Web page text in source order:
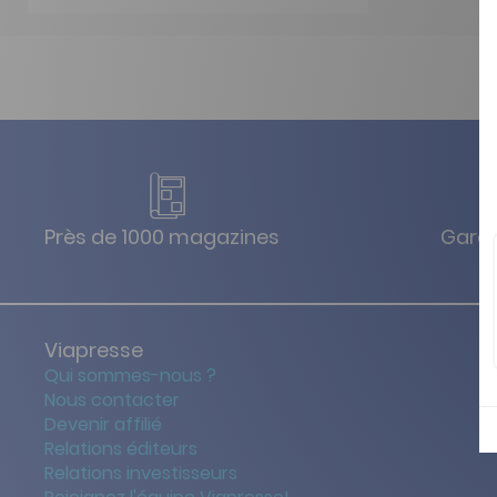
Près de 1000 magazines
Viapresse
Qui sommes-nous ?
Nous contacter
Devenir affilié
Relations éditeurs
Relations investisseurs